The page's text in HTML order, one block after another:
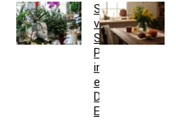
So
verwandeln
Sie
Pflanzgefäße
in
einzigartige
Deko-
Elemente